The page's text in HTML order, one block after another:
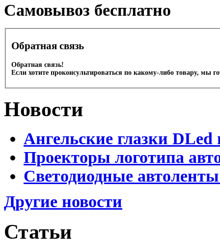
Cамовывоз бесплатно
Обратная связь
Обратная связь!
Если хотите проконсультироваться по какому-либо товару, мы
Новости
Ангельские глазки DLed
Проекторы логотипа
Светодиодные
Другие новости
Статьи